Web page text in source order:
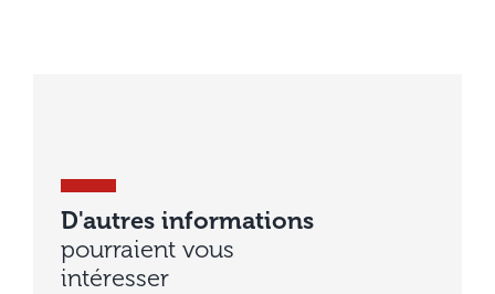
D'autres informations
pourraient vous
intéresser